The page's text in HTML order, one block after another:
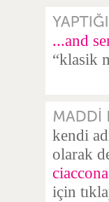
...and
“klasik
kendi
olarak
ciaccona
için